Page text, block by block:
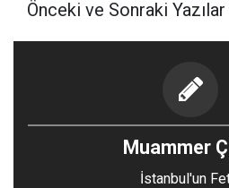
Önceki ve Sonraki Yazılar
Muammer
İstanbul'un